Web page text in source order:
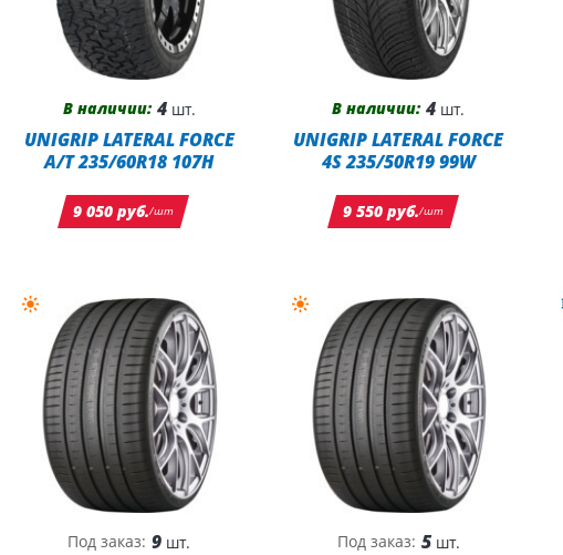
В наличии: 4шт.
UNIGRIP LATERAL FORCE
A/T 235/60R18 107H
9 050 руб./шт
В наличии: 4 шт.
UNIGRIP LATERAL FORCE
4S 235/50R19 99W
9 550 руб./шт
Под заказ: 9 шт. Под заказ: 5шт.